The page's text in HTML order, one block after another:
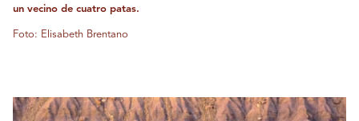
un vecino de cuatro patas.
Foto: Elisabeth Brentano